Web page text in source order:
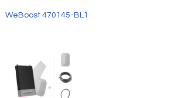
WeBoost 470145-BL1